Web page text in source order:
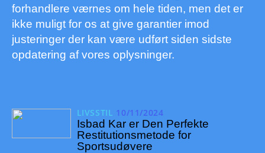
forhandlere værnes om hele tiden, men det er
ikke muligt for os at give garantier imod
justeringer der kan være udført siden sidste
opdatering af vores oplysninger.
LIVSSTIL 10/11/2024
Isbad Kar er Den Perfekte
Restitutionsmetode for
Sportsudøvere